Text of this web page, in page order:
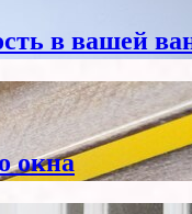
в вашей
окна